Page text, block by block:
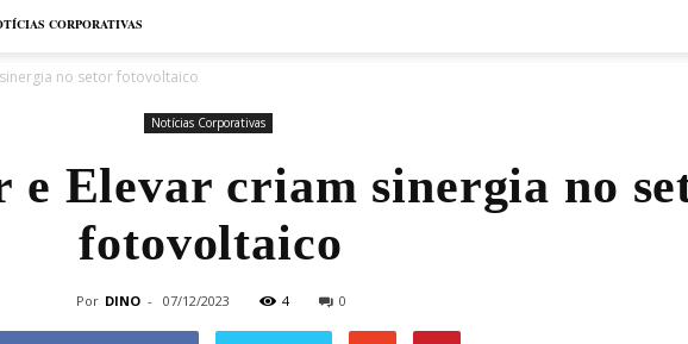
CORPORATIVAS
no setor fotovoltaico
Notícias Corporativas
e Elevar criam sinergia no
fotovoltaico
Por DINO - 07/12/2023 4 0